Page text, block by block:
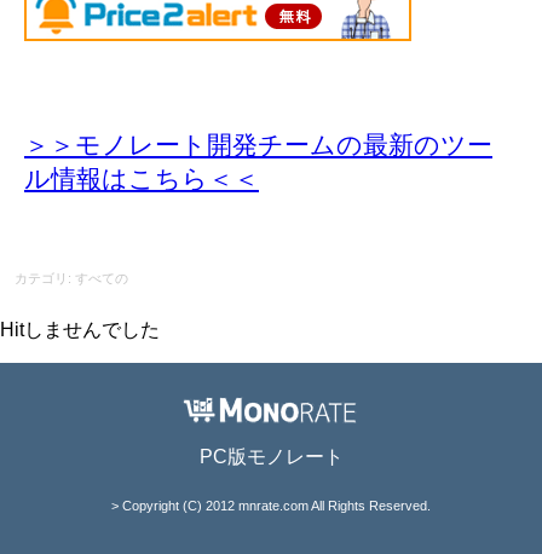
＞＞モノレート開発チームの最新のツー
ル情報はこちら＜＜
カテゴリ: すべての
Hitしませんでした
PC版モノレート
> Copyright (C) 2012 mnrate.com All Rights Reserved.